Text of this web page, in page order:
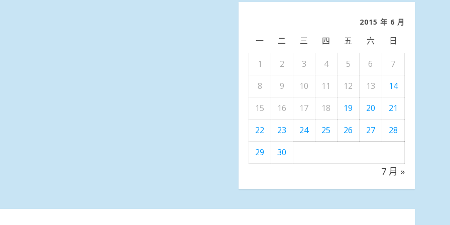
2015 年 6 月
一 二 三 四 五 六 日
1 2 3 4 5 6
7
8
9 10 11 12 13
14
15
16 17 18 19 20
21
22
23 24 25 26 27
28
29
30
7 月 »